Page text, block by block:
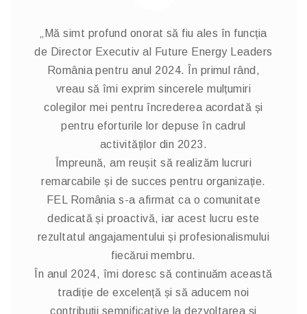
„Mă simt profund onorat să fiu ales în funcția
de Director Executiv al Future Energy Leaders
România pentru anul 2024. În primul rând,
vreau să îmi exprim sincerele mulțumiri
colegilor mei pentru încrederea acordată și
pentru eforturile lor depuse în cadrul
activităților din 2023.
Împreună, am reușit să realizăm lucruri
remarcabile și de succes pentru organizație.
FEL România s-a afirmat ca o comunitate
dedicată și proactivă, iar acest lucru este
rezultatul angajamentului și profesionalismului
fiecărui membru.
În anul 2024, îmi doresc să continuăm această
tradiție de excelență și să aducem noi
contribuții semnificative la dezvoltarea și